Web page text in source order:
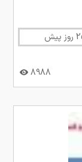
8988